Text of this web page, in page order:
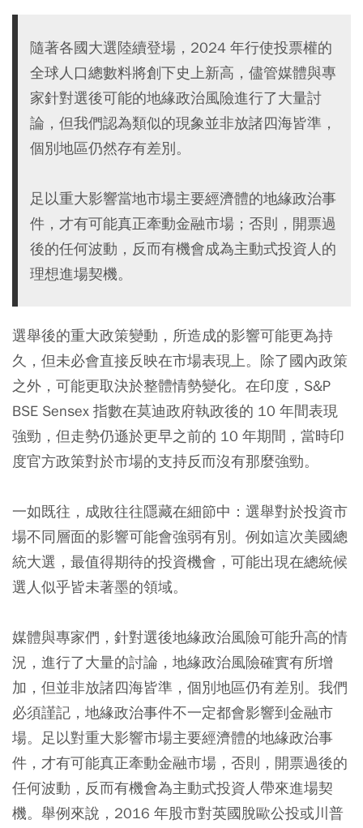
隨著各國大選陸續登場，2024 年行使投票權的
全球人口總數料將創下史上新高，儘管媒體與專
家針對選後可能的地緣政治風險進行了大量討
論，但我們認為類似的現象並非放諸四海皆準，
個別地區仍然存有差別。
足以重大影響當地市場主要經濟體的地緣政治事
件，才有可能真正牽動金融市場；否則，開票過
後的任何波動，反而有機會成為主動式投資人的
理想進場契機。
選舉後的重大政策變動，所造成的影響可能更為持
久，但未必會直接反映在市場表現上。除了國內政策
之外，可能更取決於整體情勢變化。在印度，S&P
BSE Sensex 指數在莫迪政府執政後的 10 年間表現
強勁，但走勢仍遜於更早之前的 10 年期間，當時印
度官方政策對於市場的支持反而沒有那麼強勁。
一如既往，成敗往往隱藏在細節中：選舉對於投資市
場不同層面的影響可能會強弱有別。例如這次美國總
統大選，最值得期待的投資機會，可能出現在總統候
選人似乎皆未著墨的領域。
媒體與專家們，針對選後地緣政治風險可能升高的情
況，進行了大量的討論，地緣政治風險確實有所增
加，但並非放諸四海皆準，個別地區仍有差別。我們
必須謹記，地緣政治事件不一定都會影響到金融市
場。足以對重大影響市場主要經濟體的地緣政治事
件，才有可能真正牽動金融市場，否則，開票過後的
任何波動，反而有機會為主動式投資人帶來進場契
機。舉例來說，2016 年股市對英國脫歐公投或川普